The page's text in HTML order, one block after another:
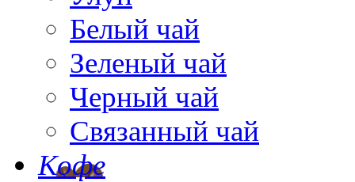
Белый чай
Зеленый чай
Черный чай
Связанный чай
Кофе